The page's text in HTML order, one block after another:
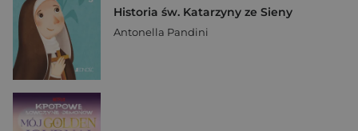
Historia św. Katarzyny ze Sieny
Antonella Pandini